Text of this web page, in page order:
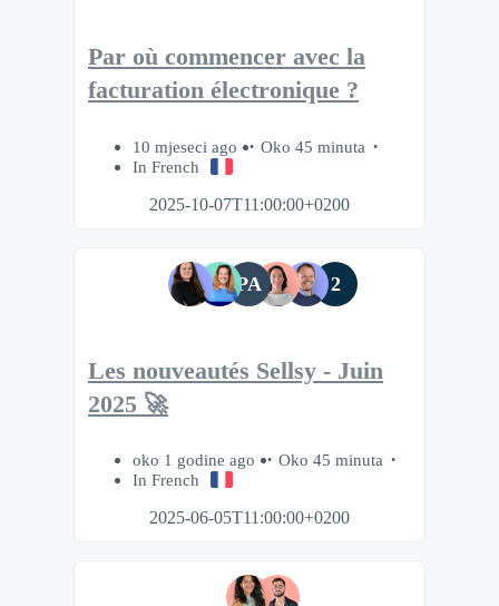
Par où commencer avec la
facturation électronique ?
10 mjeseci ago
Oko 45 minuta
In French
2025-10-07T11:00:00+0200
PA 2
Les nouveautés Sellsy - Juin
2025 🚀
oko 1 godine ago
Oko 45 minuta
In French
2025-06-05T11:00:00+0200